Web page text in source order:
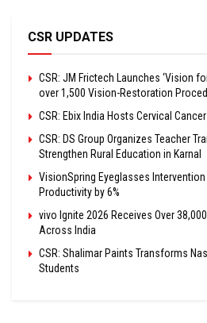
CSR UPDATES
CSR: JM Frictech Launches ‘Vision
over 1,500 Vision-Restoration
CSR: Ebix India Hosts Cervical
CSR: DS Group Organizes Teacher
Strengthen Rural Education in Karnal
VisionSpring Eyeglasses
Productivity by 6%
vivo Ignite 2026 Receives Over
Across India
CSR: Shalimar Paints Transforms
Students